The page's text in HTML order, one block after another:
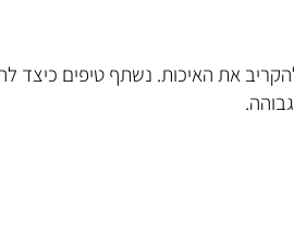
את האיכות. נשתף טיפים כיצד